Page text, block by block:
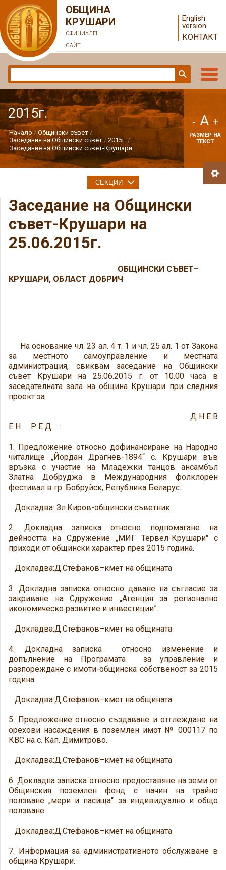
ОБЩИНА
КРУШАРИ
ОФИЦИАЛЕН
САЙТ
English
version
КОНТАКТ
2015г.
Начало
Общински съвет
Заседания на Общински съвет
2015г.
Заседание на Общински съвет-Крушари...
- A +
РАЗМЕР НА
ТЕКСТ
Заседание на Общински
съвет-Крушари на
25.06.2015г.
ОБЩИНСКИ СЪВЕТ–
КРУШАРИ, ОБЛАСТ ДОБРИЧ
На основание чл. 23 ал. 4 т. 1 и чл. 25 ал. 1 от Закона
за местното самоуправление и местната
администрация, свиквам заседание на Общински
съвет Крушари на 25.06.2015 г. от 10.00 часа в
заседателната зала на община Крушари при следния
проект за
Д Н Е В
Е Н Р Е Д :
1. Предложение относно дофинансиране на Народно
читалище „Йордан Драгнев-1894“ с. Крушари във
връзка с участие на Младежки танцов ансамбъл
Златна Добруджа в Международния фолклорен
фестивал в гр. Бобруйск, Република Беларус.
Докладва: Зл.Киров-общински съветник
2. Докладна записка относно подпомагане на
дейността на Сдружение „МИГ Тервел-Крушари" с
приходи от общински характер през 2015 година.
Докладва:Д.Стефанов–кмет на общината
3. Докладна записка относно даване на съгласие за
закриване на Сдружение „Агенция за регионално
икономическо развитие и инвестиции”.
Докладва:Д.Стефанов–кмет на общината
4. Докладна записка относно изменение и
допълнение на Програмата за управление и
разпореждане с имоти-общинска собственост за 2015
година.
Докладва:Д.Стефанов–кмет на общината
5. Предложение относно създаване и отглеждане на
орехови насаждения в поземлен имот № 000117 по
КВС на с. Кап. Димитрово.
Докладва:Д.Стефанов–кмет на общината
6. Докладна записка относно предоставяне на земи от
Общинския поземлен фонд с начин на трайно
ползване „мери и пасища“ за индивидуално и общо
ползване.
Докладва:Д.Стефанов–кмет на общината
7. Информация за административното обслужване в
община Крушари.
СЕКЦИИ